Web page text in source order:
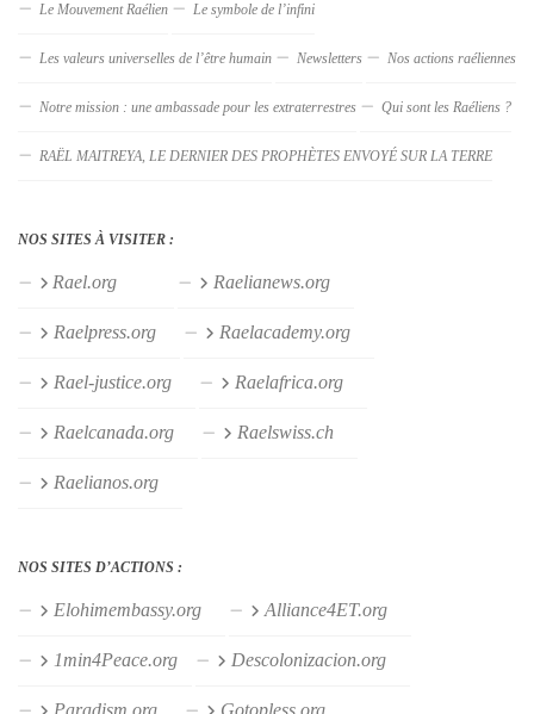
Le Mouvement Raélien Le symbole de l’infini
Les valeurs universelles de l’être humain Newsletters Nos actions raéliennes
Notre mission : une ambassade pour les extraterrestres Qui sont les Raéliens ?
RAËL MAITREYA, LE DERNIER DES PROPHÈTES ENVOYÉ SUR LA TERRE
NOS SITES À VISITER :
Rael.org Raelianews.org
Raelpress.org Raelacademy.org
Rael-justice.org Raelafrica.org
Raelcanada.org Raelswiss.ch
Raelianos.org
NOS SITES D’ACTIONS :
Elohimembassy.org Alliance4ET.org
1min4Peace.org Descolonizacion.org
Paradism.org Gotopless.org